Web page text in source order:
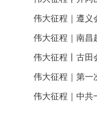
伟大征程｜遵义
伟大征程｜南昌
伟大征程丨古田
伟大征程｜第一
伟大征程｜中共